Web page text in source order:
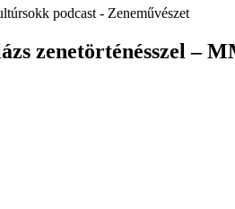
podcast - Zeneművészet
zenetörténésszel –